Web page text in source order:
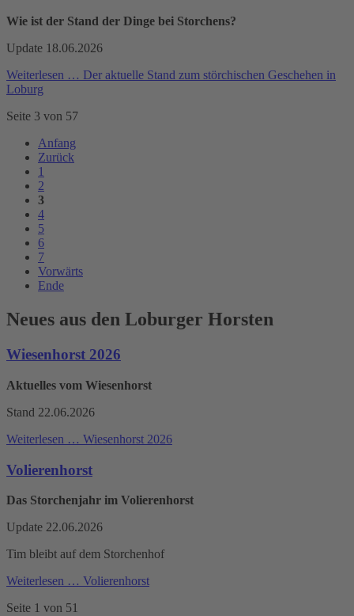
Wie ist der Stand der Dinge bei Storchens?
Update 18.06.2026
Weiterlesen … Der aktuelle Stand zum störchischen Geschehen in
Loburg
Seite 3 von 57
Anfang
Zurück
1
2
3
4
5
6
7
Vorwärts
Ende
Neues aus den Loburger Horsten
Wiesenhorst 2026
Aktuelles vom Wiesenhorst
Stand 22.06.2026
Weiterlesen … Wiesenhorst 2026
Volierenhorst
Das Storchenjahr im Volierenhorst
Update 22.06.2026
Tim bleibt auf dem Storchenhof
Weiterlesen … Volierenhorst
Seite 1 von 51